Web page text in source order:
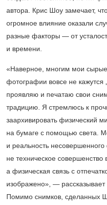
автора. Крис Шоу замечает,
огромное влияние оказали
разные факторы — от
и времени.
«Наверное, многим мои
фотографии вовсе не
проявляю и печатаю свои
традицию. Я стремлюсь к
заархивировать физический
на бумаге с помощью света.
и реальность
не техническое совершенство
а физическая связь с
изображено», —
Помимо снимков, сделанных